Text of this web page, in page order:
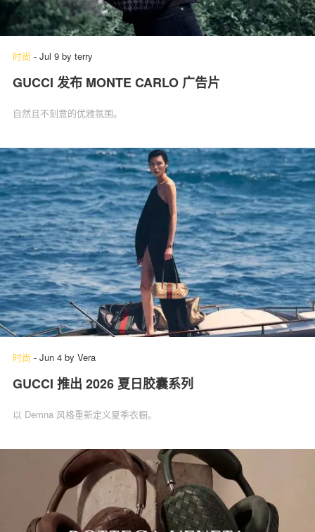
时尚 - Jul 9 by terry
GUCCI 发布 MONTE CARLO 广告片
自然且不刻意的优雅氛围。
时尚 - Jun 4 by Vera
GUCCI 推出 2026 夏日胶囊系列
以 Demna 风格重新定义夏季衣橱。